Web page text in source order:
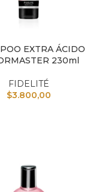
EXTRA ÁCIDO
230ml
FIDELITÉ
$3.800,00